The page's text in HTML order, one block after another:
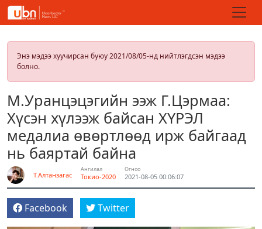
Энэ мэдээ хуучирсан буюу 2021/08/05-нд нийтлэгдсэн мэдээ
болно.
М.Уранцэцэгийн ээж Г.Цэрмаа:
Хүсэн хүлээж байсан ХҮРЭЛ
медалиа өвөртлөөд ирж байгаад
нь баяртай байна
Т.Алтанзагас
Ангилал
Токио-2020
Огноо
2021-08-05 00:06:07
Facebook Twitter